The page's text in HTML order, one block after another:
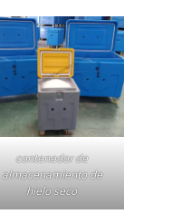
contenedor de
almacenamiento de
hielo seco